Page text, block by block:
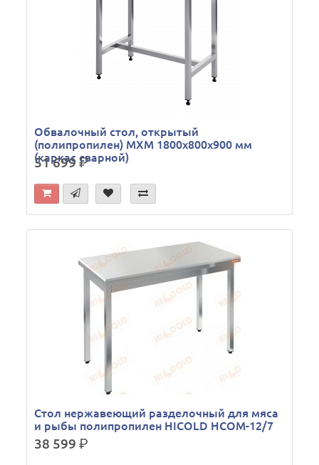
Обвалочный стол, открытый
(полипропилен) МХМ 1800х800х900 мм
(каркас сварной)
51 699р.
Стол нержавеющий разделочный для мяса
и рыбы полипропилен HICOLD НСОМ-12/7
38 599р.